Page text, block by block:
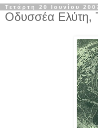
Τετάρτη 20 Ιουνίου
Οδυσσέα